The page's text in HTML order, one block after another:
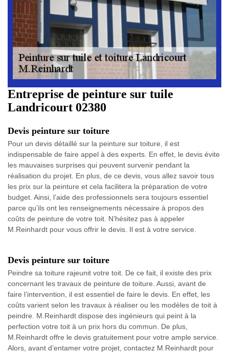
Entreprise de peinture sur tuile
Landricourt 02380
Devis peinture sur toiture
Pour un devis détaillé sur la peinture sur toiture, il est
indispensable de faire appel à des experts. En effet, le devis évite
les mauvaises surprises qui peuvent survenir pendant la
réalisation du projet. En plus, de ce devis, vous allez savoir tous
les prix sur la peinture et cela facilitera la préparation de votre
budget. Ainsi, l’aide des professionnels sera toujours essentiel
parce qu’ils ont les renseignements nécessaire à propos des
coûts de peinture de votre toit. N’hésitez pas à appeler
M.Reinhardt pour vous offrir le devis. Il est à votre service.
Devis peinture sur toiture
Peindre sa toiture rajeunit votre toit. De ce fait, il existe des prix
concernant les travaux de peinture de toiture. Aussi, avant de
faire l’intervention, il est essentiel de faire le devis. En effet, les
coûts varient selon les travaux à réaliser ou les modèles de toit à
peindre. M.Reinhardt dispose des ingénieurs qui peint à la
perfection votre toit à un prix hors du commun. De plus,
M.Reinhardt offre le devis gratuitement pour votre ample service.
Alors, avant d’entamer votre projet, contactez M.Reinhardt pour